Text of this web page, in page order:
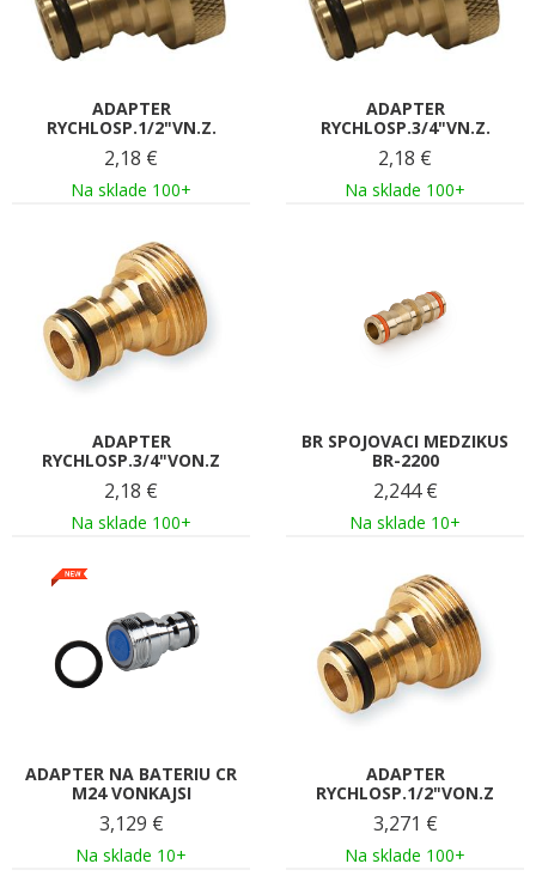
ADAPTER
RYCHLOSP.1/2"VN.Z.
2,18 €
Na sklade 100+
ADAPTER
RYCHLOSP.3/4"VN.Z.
2,18 €
Na sklade 100+
ADAPTER
RYCHLOSP.3/4"VON.Z
2,18 €
Na sklade 100+
BR SPOJOVACI MEDZIKUS
BR-2200
2,244 €
Na sklade 10+
ADAPTER NA BATERIU CR
M24 VONKAJSI
3,129 €
Na sklade 10+
ADAPTER
RYCHLOSP.1/2"VON.Z
3,271 €
Na sklade 100+